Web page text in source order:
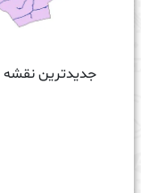
جدیدترین